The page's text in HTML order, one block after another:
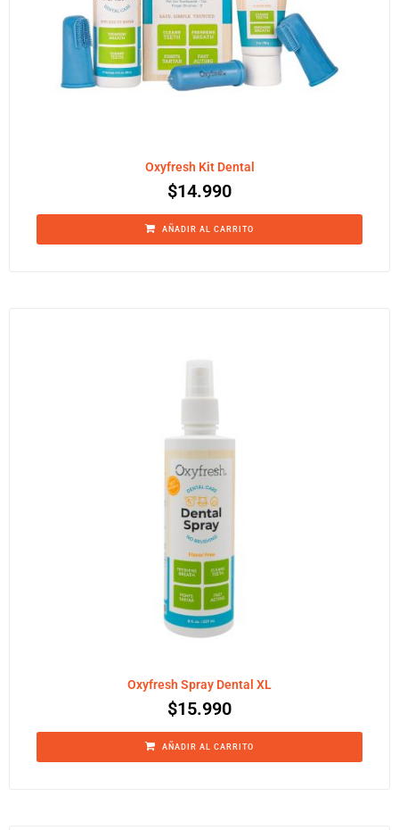
Oxyfresh Kit Dental
$14.990
AÑADIR AL CARRITO
Oxyfresh Spray Dental XL
$15.990
AÑADIR AL CARRITO